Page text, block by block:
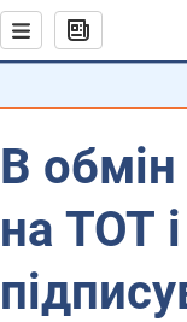
В обмін
на ТОТ